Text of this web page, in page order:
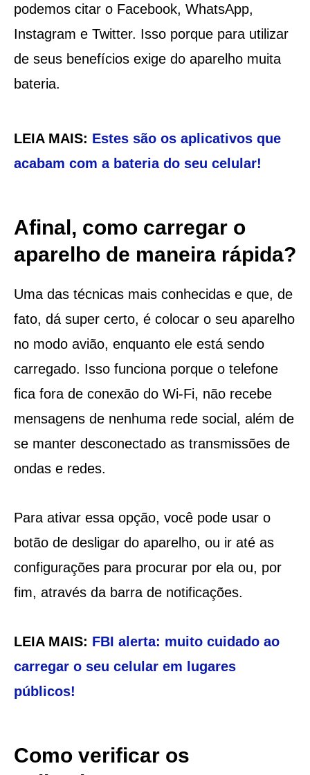
podemos citar o Facebook, WhatsApp,
Instagram e Twitter. Isso porque para utilizar
de seus benefícios exige do aparelho muita
bateria.
LEIA MAIS: Estes são os aplicativos que
acabam com a bateria do seu celular!
Afinal, como carregar o
aparelho de maneira rápida?
Uma das técnicas mais conhecidas e que, de
fato, dá super certo, é colocar o seu aparelho
no modo avião, enquanto ele está sendo
carregado. Isso funciona porque o telefone
fica fora de conexão do Wi-Fi, não recebe
mensagens de nenhuma rede social, além de
se manter desconectado as transmissões de
ondas e redes.
Para ativar essa opção, você pode usar o
botão de desligar do aparelho, ou ir até as
configurações para procurar por ela ou, por
fim, através da barra de notificações.
LEIA MAIS: FBI alerta: muito cuidado ao
carregar o seu celular em lugares
públicos!
Como verificar os